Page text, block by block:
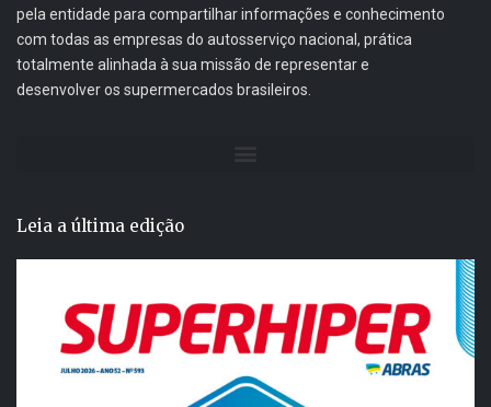
pela entidade para compartilhar informações e conhecimento
com todas as empresas do autosserviço nacional, prática
totalmente alinhada à sua missão de representar e
desenvolver os supermercados brasileiros.
Leia a última edição